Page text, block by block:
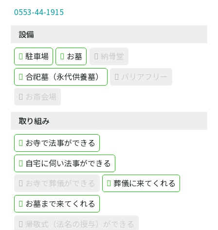
0553-44-1915
設備
駐車場
お墓
納骨堂
合祀墓（永代供養墓）
バリアフリー
お斎会場
取り組み
お寺で法事ができる
自宅に伺い法事ができる
お寺で葬儀ができる
葬儀に来てくれる
お墓まで来てくれる
帰敬式（法名の授与）ができる